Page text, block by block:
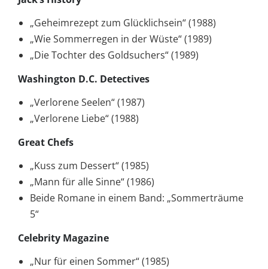
„Geheimrezept zum Glücklichsein“ (1988)
„Wie Sommerregen in der Wüste“ (1989)
„Die Tochter des Goldsuchers“ (1989)
Washington D.C. Detectives
„Verlorene Seelen“ (1987)
„Verlorene Liebe“ (1988)
Great Chefs
„Kuss zum Dessert“ (1985)
„Mann für alle Sinne“ (1986)
Beide Romane in einem Band: „Sommerträume
5“
Celebrity Magazine
„Nur für einen Sommer“ (1985)